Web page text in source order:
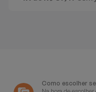
Como escolher